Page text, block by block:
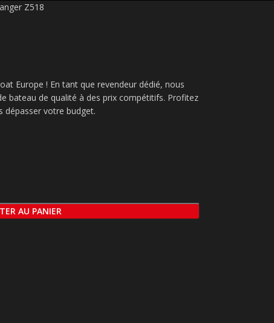
Z518
Europe ! En tant que revendeur dédié, nous
bateau de qualité à des prix compétitifs. Profitez
dépasser votre budget.
AU PANIER